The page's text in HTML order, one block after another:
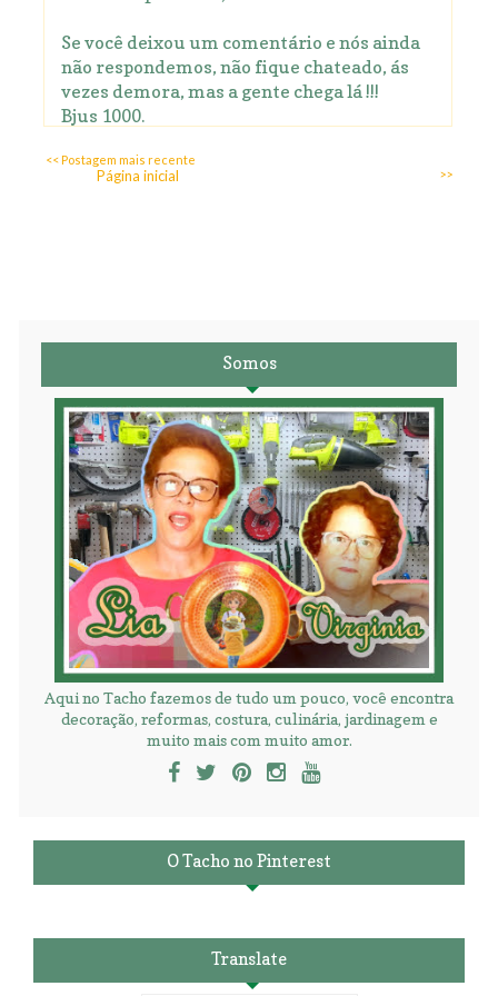
Se você deixou um comentário e nós ainda
não respondemos, não fique chateado, ás
vezes demora, mas a gente chega lá !!!
Bjus 1000.
<< Postagem mais recente
>>
Página inicial
Somos
Aqui no Tacho fazemos de tudo um pouco, você encontra
decoração, reformas, costura, culinária, jardinagem e
muito mais com muito amor.
O Tacho no Pinterest
Translate